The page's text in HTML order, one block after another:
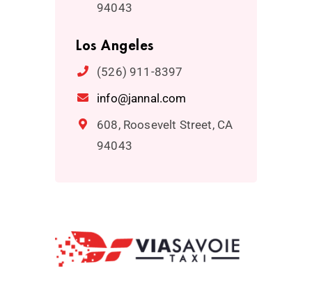
94043
Los Angeles
(526) 911-8397
info@jannal.com
608, Roosevelt Street, CA
94043